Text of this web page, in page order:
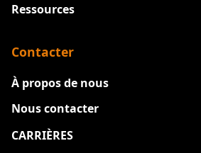
Ressources
Contacter
À propos de nous
Nous contacter
CARRIÈRES